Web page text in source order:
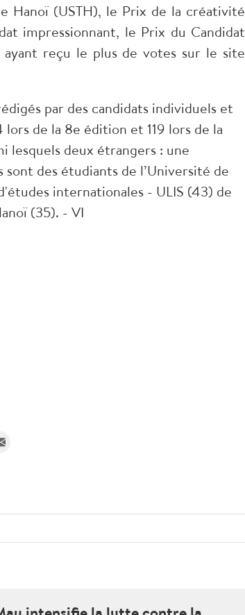
Hanoï (USTH), le Prix de la créativité
impressionnant, le Prix du Candidat
reçu le plus de votes sur le site
par des candidats individuels et
lors de la 8e édition et 119 lors de la
lesquels deux étrangers : une
des étudiants de l’Université de
internationales - ULIS (43) de
(35). - VI